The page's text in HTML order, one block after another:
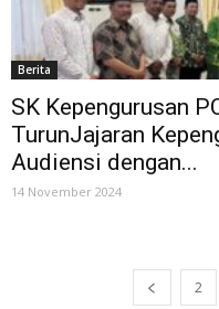
Berita
SK Kepengurusan
TurunJajaran
Audiensi dengan...
14 November 2024
2